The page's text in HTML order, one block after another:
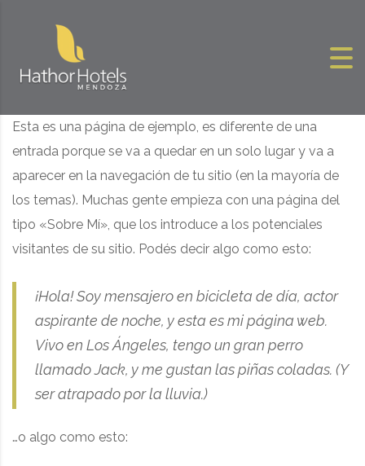
Esta es una página de ejemplo, es diferente de una
entrada porque se va a quedar en un solo lugar y va a
aparecer en la navegación de tu sitio (en la mayoría de
los temas). Muchas gente empieza con una página del
tipo «Sobre Mí», que los introduce a los potenciales
visitantes de su sitio. Podés decir algo como esto:
¡Hola! Soy mensajero en bicicleta de día, actor
aspirante de noche, y esta es mi página web.
Vivo en Los Ángeles, tengo un gran perro
llamado Jack, y me gustan las piñas coladas. (Y
ser atrapado por la lluvia.)
…o algo como esto: